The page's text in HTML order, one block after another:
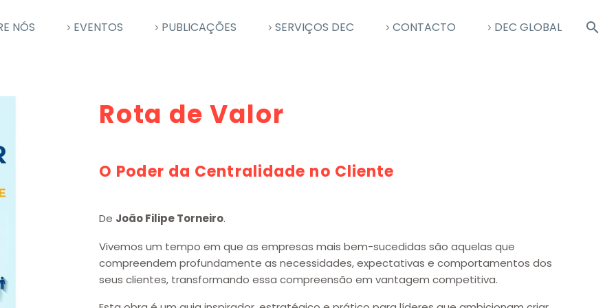
NÓS EVENTOS PUBLICAÇÕES SERVIÇOS DEC CONTACTO DEC GLOBAL
Rota de Valor
O Poder da Centralidade no Cliente
De João Filipe Torneiro.
Vivemos um tempo em que as empresas mais bem-sucedidas são aquelas que
compreendem profundamente as necessidades, expectativas e comportamentos dos
seus clientes, transformando essa compreensão em vantagem competitiva.